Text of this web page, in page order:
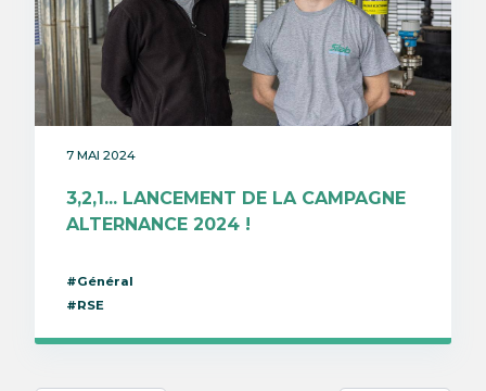
7 MAI 2024
3,2,1... LANCEMENT DE LA CAMPAGNE
ALTERNANCE 2024 !
#Général
#RSE